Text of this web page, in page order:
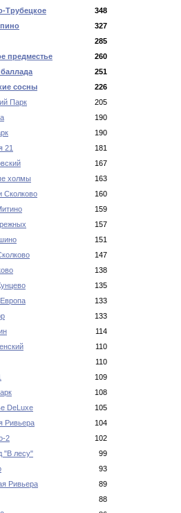
Трубецкое
348
327
285
предместье
260
баллада
251
сосны
226
Парк
205
190
190
21
181
167
холмы
163
Сколково
160
159
157
151
147
138
135
133
133
114
110
110
109
108
DeLuxe
105
Ривьера
104
2
102
"В лесу"
99
93
Ривьера
89
88